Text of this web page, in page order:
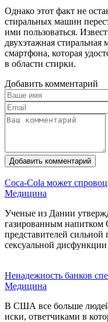
Однако этот факт не
стиральных машин
ими пользоваться.
двухэтажная
смартфона, которая
в области стирки.
Добавить комментарий
Добавить комментарий
Coca-Cola может
Медицина
Ученые из Дании
газированным напитком
представителей сильной
сексуальной
Ненадежность банков
Медицина
В США все больше
иски, ответчиками в